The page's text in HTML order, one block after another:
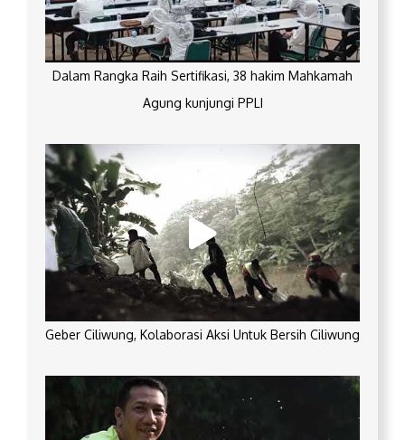
Dalam Rangka Raih Sertifikasi, 38 hakim Mahkamah
Agung kunjungi PPLI
Geber Ciliwung, Kolaborasi Aksi Untuk Bersih Ciliwung